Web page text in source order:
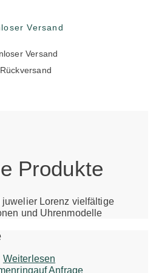
Versand
Versand
Produkte
juwelier Lorenz vielfältige
und Uhrenmodelle
Weiterlesen
auf Anfrage